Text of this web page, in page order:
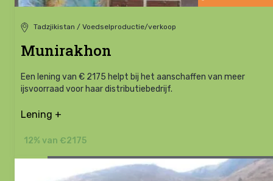
Tadzjikistan / Voedselproductie/verkoop
Munirakhon
Een lening van € 2175 helpt bij het aanschaffen van meer
ijsvoorraad voor haar distributiebedrijf.
Lening +
12% van €2175